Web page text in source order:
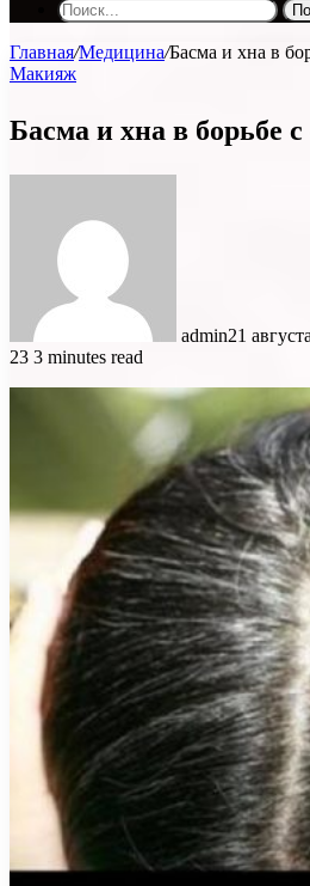
Главная/Медицина/Басма и хна в
Макияж
Басма и хна в борьбе
admin21
23 3 minutes read